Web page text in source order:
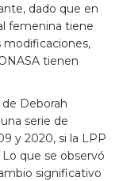
dado que en
femenina tiene
modificaciones,
tienen
Deborah
serie de
y 2020, si la LPP
que se observó
significativo